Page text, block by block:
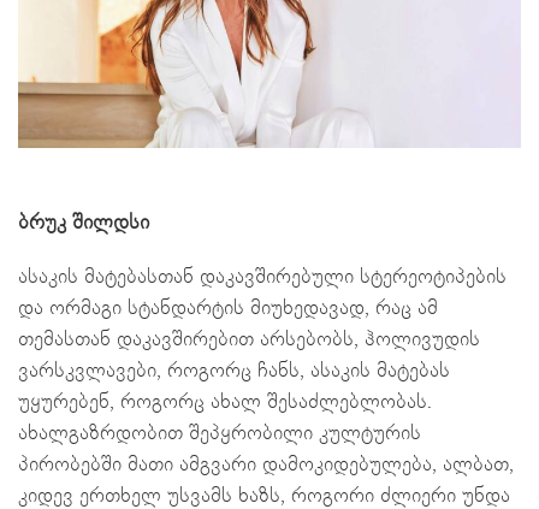
ბრუკ შილდსი
ასაკის მატებასთან დაკავშირებული სტერეოტიპების
და ორმაგი სტანდარტის მიუხედავად, რაც ამ
თემასთან დაკავშირებით არსებობს, ჰოლივუდის
ვარსკვლავები, როგორც ჩანს, ასაკის მატებას
უყურებენ, როგორც ახალ შესაძლებლობას.
ახალგაზრდობით შეპყრობილი კულტურის
პირობებში მათი ამგვარი დამოკიდებულება, ალბათ,
კიდევ ერთხელ უსვამს ხაზს, როგორი ძლიერი უნდა